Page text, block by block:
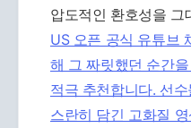
압도적인 환호성을 그
US 오픈 공식 유튜브
해 그 짜릿했던 순간
적극 추천합니다. 선
스란히 담긴 고화질